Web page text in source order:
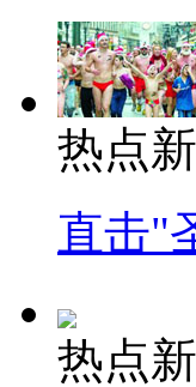
热点
直击"
热点